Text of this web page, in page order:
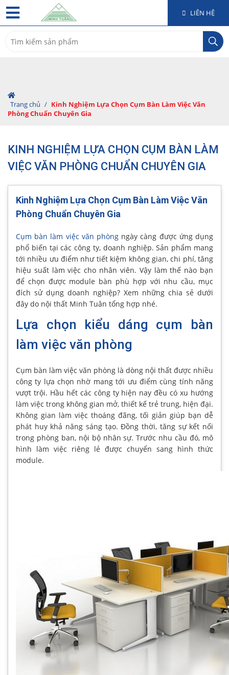
LIÊN HỆ
for:
Trang chủ / Kinh Nghiệm Lựa Chọn Cụm Bàn Làm Việc Văn
Phòng Chuẩn Chuyên Gia
KINH NGHIỆM LỰA CHỌN CỤM BÀN LÀM
VIỆC VĂN PHÒNG CHUẨN CHUYÊN GIA
Kinh Nghiệm Lựa Chọn Cụm Bàn Làm Việc Văn
Phòng Chuẩn Chuyên Gia
Cụm bàn làm việc văn phòng ngày càng được ứng dụng
phổ biến tại các công ty, doanh nghiệp. Sản phẩm mang
tới nhiều ưu điểm như tiết kiệm không gian, chi phí, tăng
hiệu suất làm việc cho nhân viên. Vậy làm thế nào bạn
để chọn được module bàn phù hợp với nhu cầu, mục
đích sử dụng doanh nghiệp? Xem những chia sẻ dưới
đây do nội thất Minh Tuân tổng hợp nhé.
Lựa chọn kiểu dáng cụm bàn
làm việc văn phòng
Cụm bàn làm việc văn phòng là dòng nội thất được nhiều
công ty lựa chọn nhờ mang tới ưu điểm cùng tính năng
vượt trội. Hầu hết các công ty hiện nay đều có xu hướng
làm việc trong không gian mở, thiết kế trẻ trung, hiện đại.
Không gian làm việc thoáng đãng, tối giản giúp bạn dễ
phát huy khả năng sáng tạo. Đồng thời, tăng sự kết nối
trong phòng ban, nội bộ nhân sự. Trước nhu cầu đó, mô
hình làm việc riêng lẻ được chuyển sang hình thức
module.